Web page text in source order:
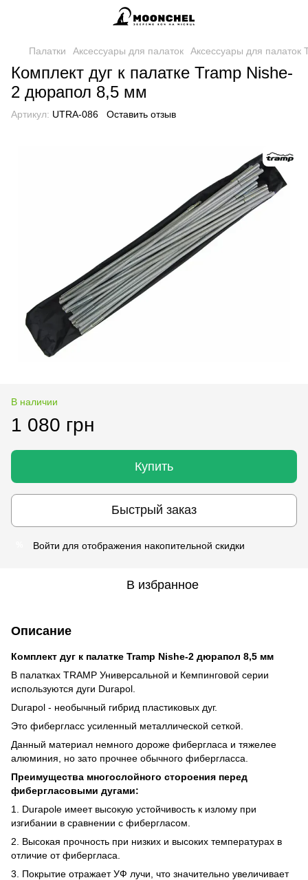
Палатки Аксессуары для палаток Аксессуары для палаток
Комплект дуг к палатке Tramp Nishe-
2 дюрапол 8,5 мм
Артикул: UTRA-086 Оставить отзыв
В наличии
1 080 грн
Купить
Быстрый заказ
Войти для отображения накопительной скидки
В избранное
Описание
Комплект дуг к палатке Tramp Nishe-2 дюрапол 8,5 мм
В палатках TRAMP Универсальной и Кемпинговой серии
используются дуги Durapol.
Durapol - необычный гибрид пластиковых дуг.
Это фибергласс усиленный металлической сеткой.
Данный материал немного дороже фибергласа и тяжелее
алюминия, но зато прочнее обычного фибергласса.
Преимущества многослойного стороения перед
фибергласовыми дугами:
1. Durapole имеет высокую устойчивость к излому при
изгибании в сравнении с фибергласом.
2. Высокая прочность при низких и высоких температурах в
отличие от фибергласа.
3. Покрытие отражает УФ лучи, что значительно увеличивает